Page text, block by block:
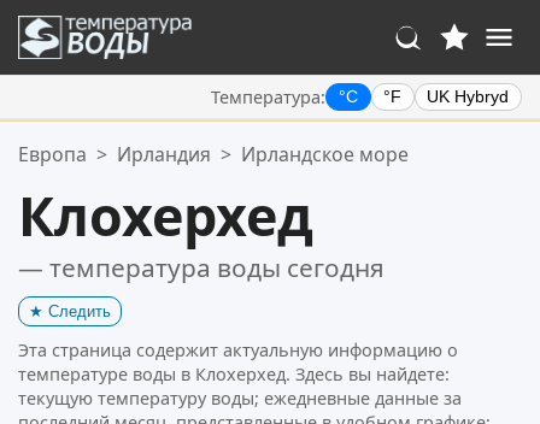
Температура: °C °F UK Hybryd
Ваше избранное:
Европа > Ирландия > Ирландское море
Клохерхед
— температура воды сегодня
★ Следить
Эта страница содержит актуальную информацию о
температуре воды в Клохерхед. Здесь вы найдете:
текущую температуру воды; ежедневные данные за